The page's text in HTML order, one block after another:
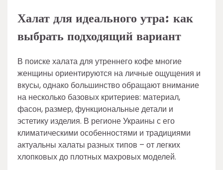
Халат для идеального утра: как
выбрать подходящий вариант
В поиске халата для утреннего кофе многие
женщины ориентируются на личные ощущения и
вкусы, однако большинство обращают внимание
на несколько базовых критериев: материал,
фасон, размер, функциональные детали и
эстетику изделия. В регионе Украины с его
климатическими особенностями и традициями
актуальны халаты разных типов – от легких
хлопковых до плотных махровых моделей.